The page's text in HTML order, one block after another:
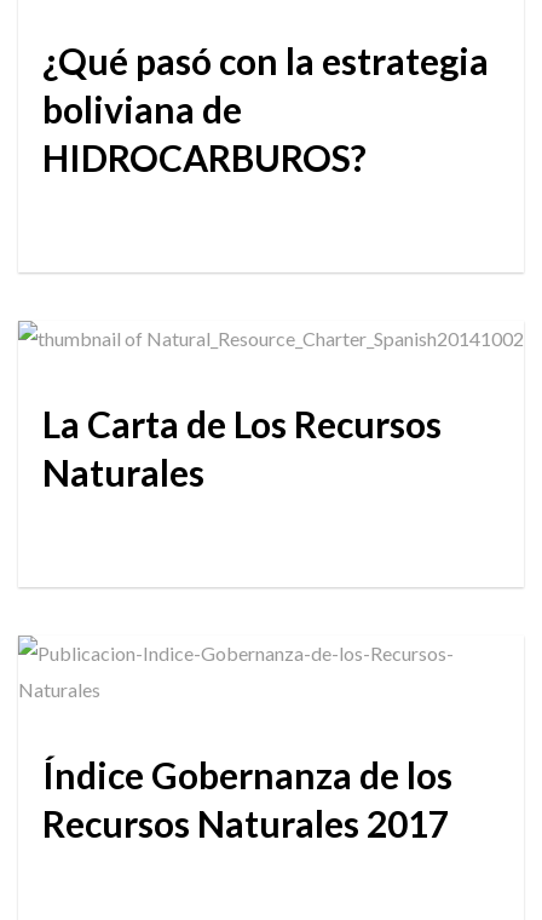
¿Qué pasó con la estrategia
boliviana de
HIDROCARBUROS?
La Carta de Los Recursos
Naturales
Índice Gobernanza de los
Recursos Naturales 2017